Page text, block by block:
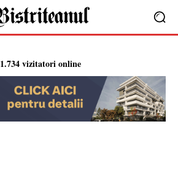
1.734 vizitatori online